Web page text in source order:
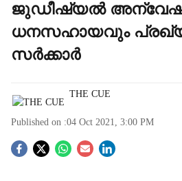
ജുഡീഷ്യല്‍
ധനസഹായവും
സര്‍ക്കാര്‍
THE CUE
Published on :04 Oct 2021, 3:00 PM
S